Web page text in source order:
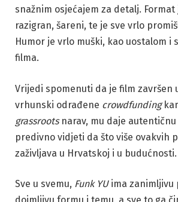
snažnim osjećajem za detalj. Format
razigran, šareni, te je sve vrlo
Humor je vrlo muški, kao uostalom i
filma.
Vrijedi spomenuti da je film završen
vrhunski odrađene crowdfunding
grassrootsnarav, mu daje autentičnu
predivno vidjeti da što više ovakvih
zaživljava u Hrvatskoj i u budućnosti.
Sve u svemu, Funk YUima zanimljivu